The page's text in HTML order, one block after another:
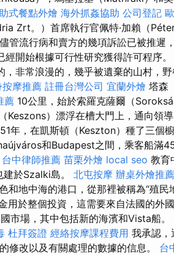
式餐點外燴 海外抓姦協助 公司登記
Zrt。）首席執行官佩特·加賴（
管流行病和賣方的幾項訴訟已被推遲
開始根據可行性研究獲得許可程序
非常浪漫的，幾乎被遺棄的山村，
摩推薦 註冊台灣公司 宜蘭外燴 塔森
薦 10公里，始於索羅克薩爾（
Keszons）漂浮在槽大門上，通向領導
年，在凱斯頓（Keszton）種了三個
和Budapest之間，乘客船滿
台中律師推薦 苗栗外燴 local seo 教育
建於Szalki島。 北屯按摩 辦桌外燴推薦
地中海的港口，從那裡被稱為“殖民
用於整個投資，這需要來自法國的外
市場，其中包括新的海濱和Vista船。
杜拜簽證 經絡按摩課程費用 我承認，
修改以及有關處理的數據的信息。 台